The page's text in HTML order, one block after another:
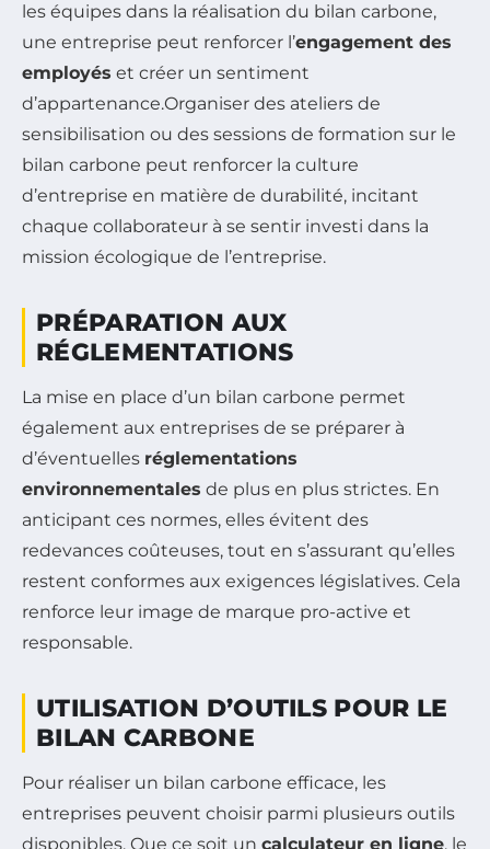
les équipes dans la réalisation du bilan carbone,
une entreprise peut renforcer l’engagement des
employés et créer un sentiment
d’appartenance.Organiser des ateliers de
sensibilisation ou des sessions de formation sur le
bilan carbone peut renforcer la culture
d’entreprise en matière de durabilité, incitant
chaque collaborateur à se sentir investi dans la
mission écologique de l’entreprise.
PRÉPARATION AUX
RÉGLEMENTATIONS
La mise en place d’un bilan carbone permet
également aux entreprises de se préparer à
d’éventuelles réglementations
environnementales de plus en plus strictes. En
anticipant ces normes, elles évitent des
redevances coûteuses, tout en s’assurant qu’elles
restent conformes aux exigences législatives. Cela
renforce leur image de marque pro-active et
responsable.
UTILISATION D’OUTILS POUR LE
BILAN CARBONE
Pour réaliser un bilan carbone efficace, les
entreprises peuvent choisir parmi plusieurs outils
disponibles. Que ce soit un calculateur en ligne, le